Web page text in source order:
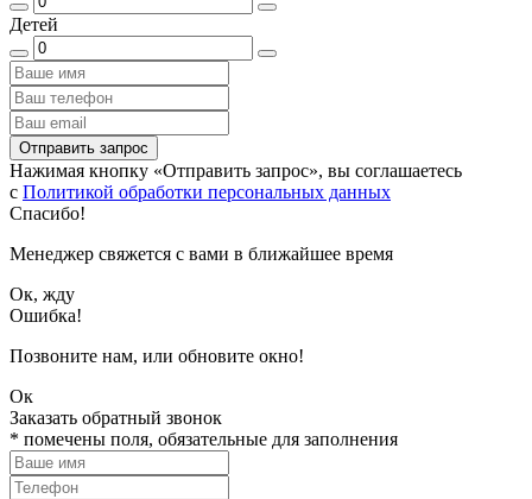
Детей
Отправить запрос
Нажимая кнопку «Отправить запрос», вы соглашаетесь
с Политикой обработки персональных данных
Спасибо!
Менеджер свяжется с вами в ближайшее время
Ок, жду
Ошибка!
Позвоните нам, или обновите окно!
Ок
Заказать обратный звонок
* помечены поля, обязательные для заполнения